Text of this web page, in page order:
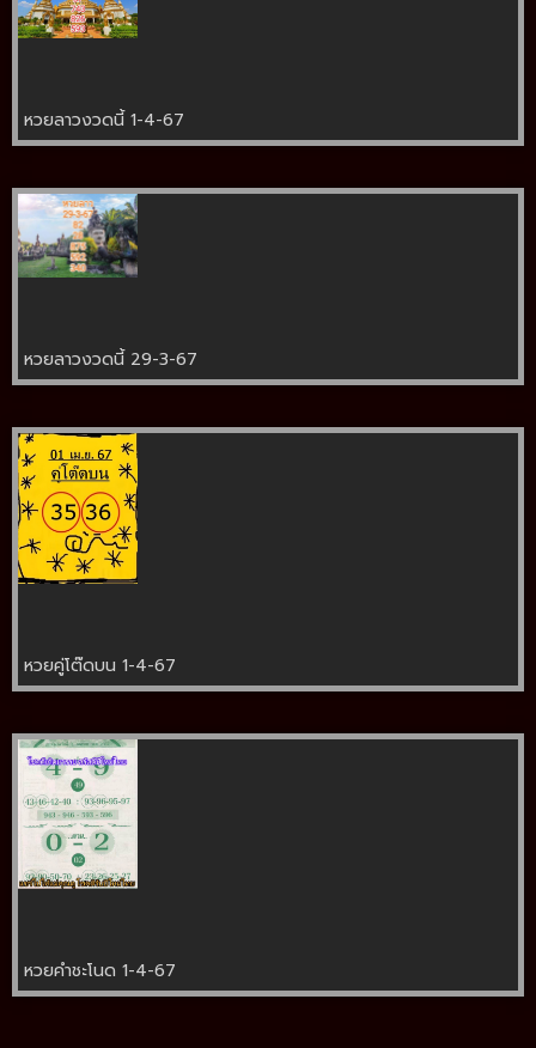
หวยลาวงวดนี้ 1-4-67
หวยลาวงวดนี้ 29-3-67
หวยคู่โต๊ดบน 1-4-67
หวยคำชะโนด 1-4-67